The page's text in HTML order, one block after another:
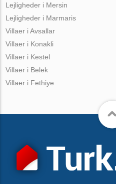
Lejligheder i Mersin
Lejligheder i Marmaris
Villaer i Avsallar
Villaer i Konakli
Villaer i Kestel
Villaer i Belek
Villaer i Fethiye